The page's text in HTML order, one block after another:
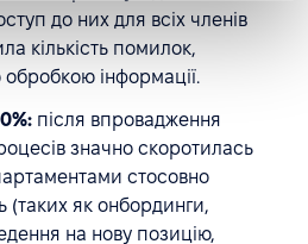
до них для всіх членів
кількість помилок,
інформації.
після впровадження
значно скоротилась
стосовно
(таких як онбординги,
на нову позицію,